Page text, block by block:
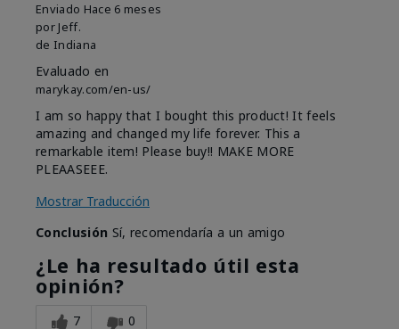
Enviado Hace 6 meses
por Jeff.
de Indiana
Evaluado en
marykay.com/en-us/
I am so happy that I bought this product! It feels
amazing and changed my life forever. This a
remarkable item! Please buy!! MAKE MORE
PLEAASEEE.
Mostrar Traducción
Conclusión Sí, recomendaría a un amigo
¿Le ha resultado útil esta
opinión?
7 0